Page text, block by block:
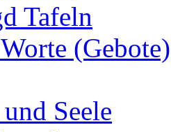
Tafeln
(Gebote)
Seele